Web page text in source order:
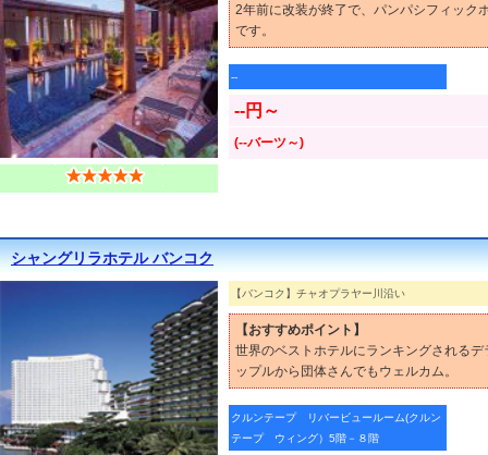
2年前に改装が終了で、パンパシフィック
です。
--
--円～
(--バーツ～)
シャングリラホテル バンコク
【バンコク】チャオプラヤー川沿い
【おすすめポイント】
世界のベストホテルにランキングされる
ップルから団体さんでもウェルカム。
クルンテープ リバービュールーム(クルン
テープ ウィング）5階－８階